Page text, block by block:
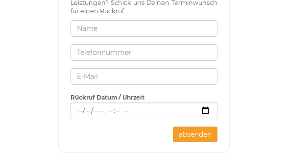
Leistungen? Schick uns Deinen Terminwunsch
für einen Rückruf.
Rückruf Datum / Uhrzeit
absenden